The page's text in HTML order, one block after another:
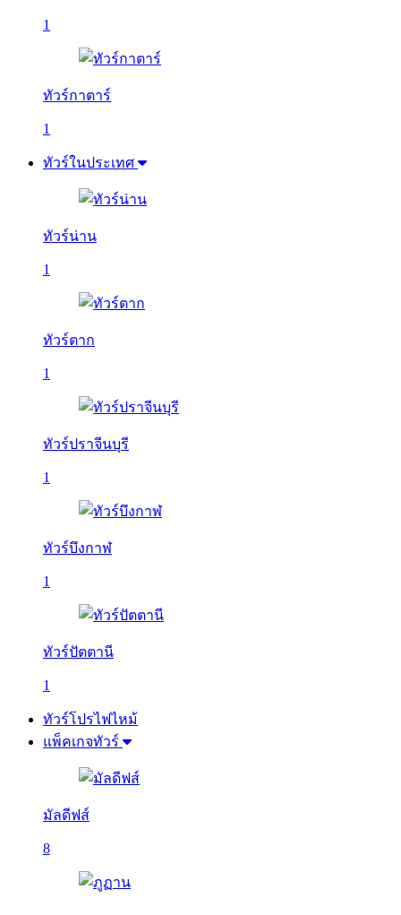
1
ทัวร์กาตาร์
1
ทัวร์ในประเทศ
ทัวร์น่าน
1
ทัวร์ตาก
1
ทัวร์ปราจีนบุรี
1
ทัวร์บึงกาฬ
1
ทัวร์ปัตตานี
1
ทัวร์โปรไฟไหม้
แพ็คเกจทัวร์
มัลดีฟส์
8